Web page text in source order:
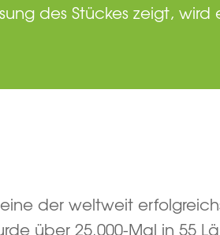
des Stückes zeigt,
der weltweit
über 25.000-Mal in 55